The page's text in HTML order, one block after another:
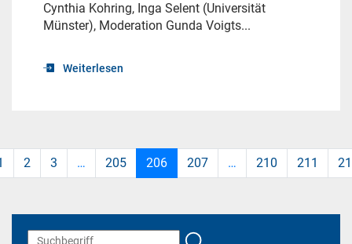
Cynthia Kohring, Inga Selent (Universität
Münster), Moderation Gunda Voigts...
Weiterlesen
2 3 … 205 206 207 … 210 211